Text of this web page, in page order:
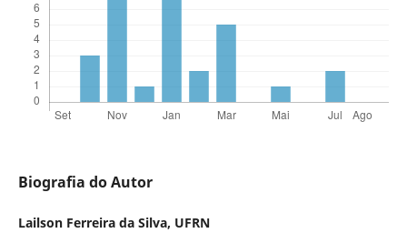
Biografia do Autor
Lailson Ferreira da Silva, UFRN